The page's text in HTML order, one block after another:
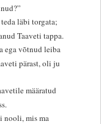
läbi torgata;
Taaveti tappa.
ega võtnud leiba
pärast, oli ju
määratud
nooli, mis ma